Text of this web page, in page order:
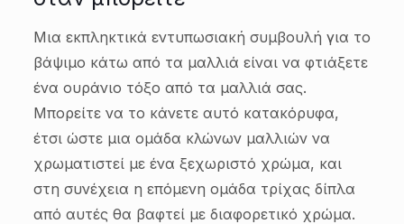
Μια εκπληκτικά εντυπωσιακή συμβουλή για το
βάψιμο κάτω από τα μαλλιά είναι να φτιάξετε
ένα ουράνιο τόξο από τα μαλλιά σας.
Μπορείτε να το κάνετε αυτό κατακόρυφα,
έτσι ώστε μια ομάδα κλώνων μαλλιών να
χρωματιστεί με ένα ξεχωριστό χρώμα, και
στη συνέχεια η επόμενη ομάδα τρίχας δίπλα
από αυτές θα βαφτεί με διαφορετικό χρώμα.